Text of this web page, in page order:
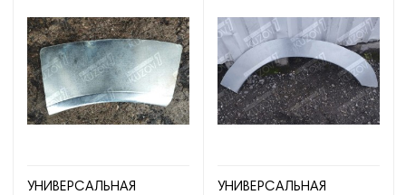
УНИВЕРСАЛЬНАЯ
УНИВЕРСАЛЬНАЯ